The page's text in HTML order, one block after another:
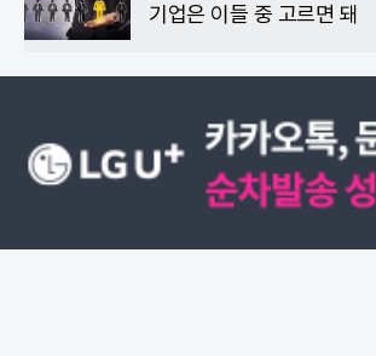
기업은 이들 중 고르면 돼